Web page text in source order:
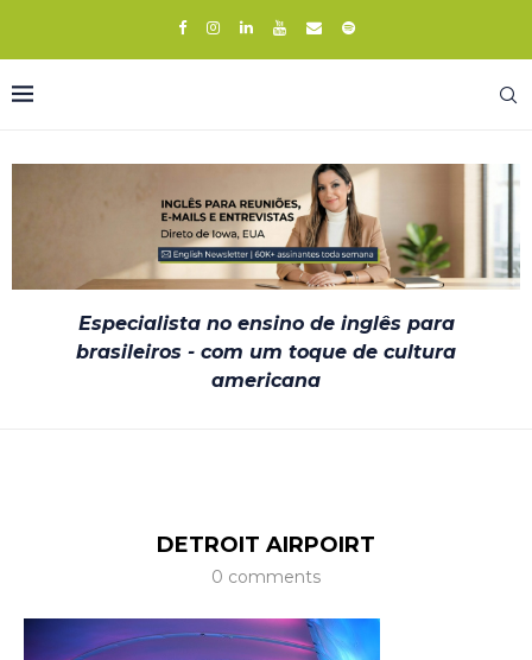
Especialista no ensino de inglês para
brasileiros - com um toque de cultura
americana
DETROIT AIRPOIRT
0 comments